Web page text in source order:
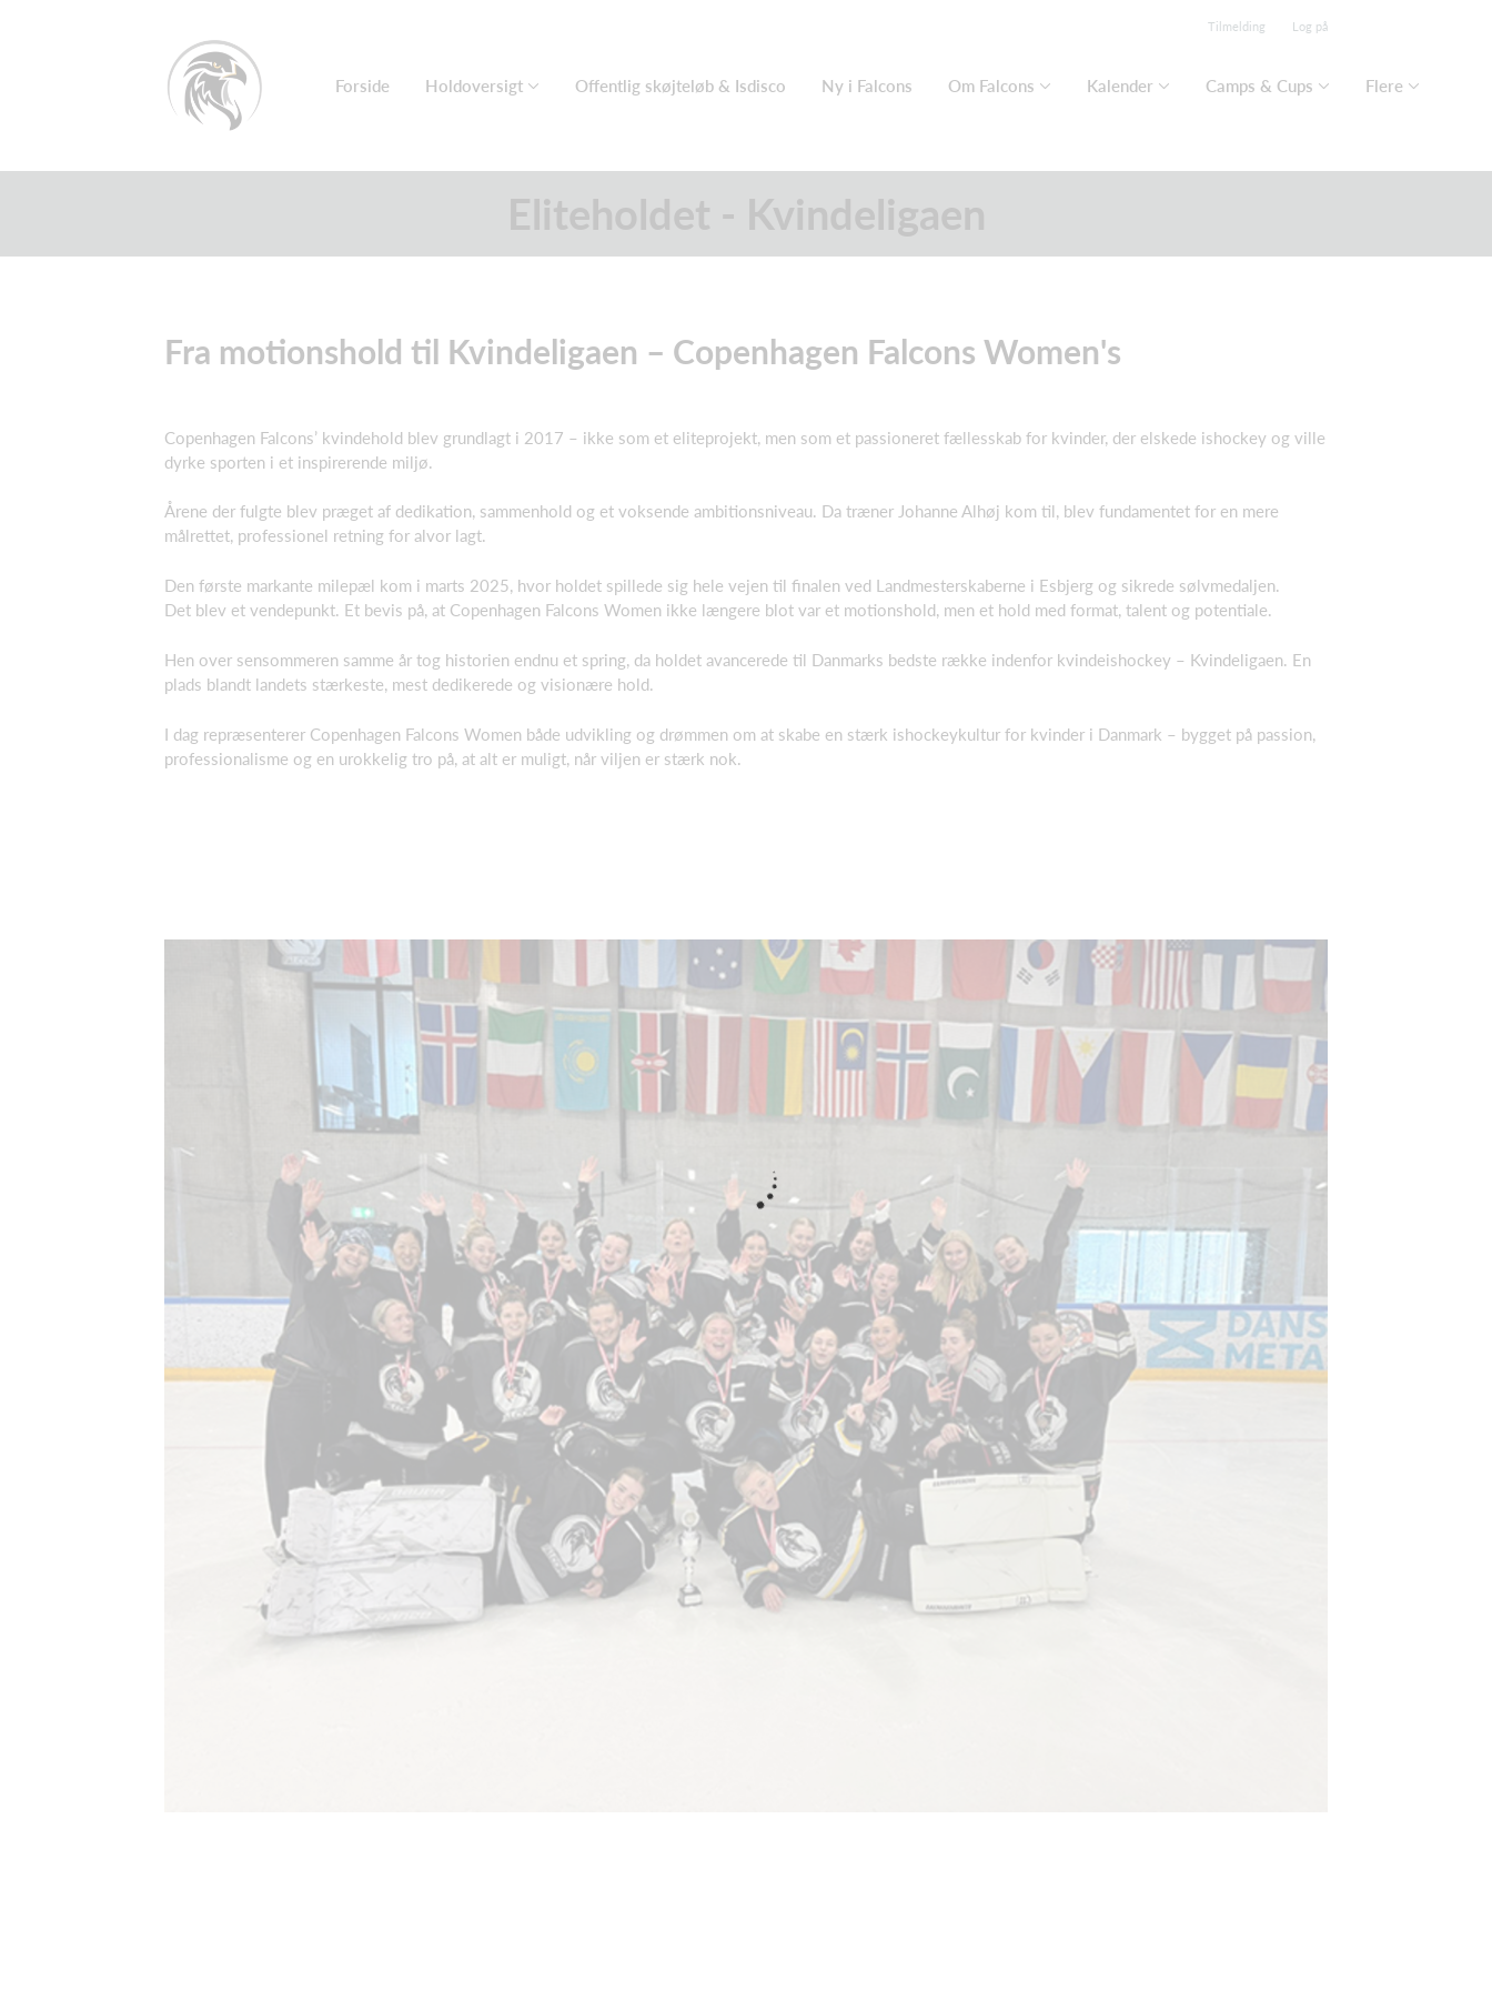
Tilmelding Log på
Forside Holdoversigt Offentlig skøjteløb & Isdisco Ny i Falcons Om Falcons Kalender Camps & Cups Flere
Fra motionshold til Kvindeligaen – Copenhagen Falcons Women's
Copenhagen Falcons’ kvindehold blev grundlagt i 2017 – ikke som et eliteprojekt, men som et passioneret fællesskab for kvinder, der elskede ishockey og ville
dyrke sporten i et inspirerende miljø.
Årene der fulgte blev præget af dedikation, sammenhold og et voksende ambitionsniveau. Da træner Johanne Alhøj kom til, blev fundamentet for en mere
målrettet, professionel retning for alvor lagt.
Den første markante milepæl kom i marts 2025, hvor holdet spillede sig hele vejen til finalen ved Landmesterskaberne i Esbjerg og sikrede sølvmedaljen.
Det blev et vendepunkt. Et bevis på, at Copenhagen Falcons Women ikke længere blot var et motionshold, men et hold med format, talent og potentiale.
Hen over sensommeren samme år tog historien endnu et spring, da holdet avancerede til Danmarks bedste række indenfor kvindeishockey – Kvindeligaen. En
plads blandt landets stærkeste, mest dedikerede og visionære hold.
I dag repræsenterer Copenhagen Falcons Women både udvikling og drømmen om at skabe en stærk ishockeykultur for kvinder i Danmark – bygget på passion,
professionalisme og en urokkelig tro på, at alt er muligt, når viljen er stærk nok.